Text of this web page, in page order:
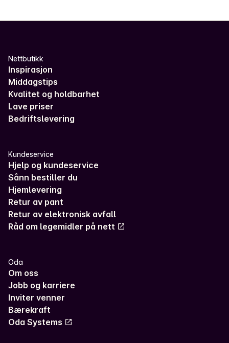
Nettbutikk
Inspirasjon
Middagstips
Kvalitet og holdbarhet
Lave priser
Bedriftslevering
Kundeservice
Hjelp og kundeservice
Sånn bestiller du
Hjemlevering
Retur av pant
Retur av elektronisk avfall
Råd om legemidler på nett
Oda
Om oss
Jobb og karriere
Inviter venner
Bærekraft
Oda Systems